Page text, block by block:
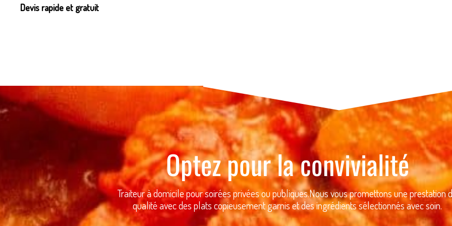
Devis rapide et gratuit
Optez pour la convivialité
Traiteur à domicile pour soirées privées ou publiques.Nous vous promettons une prestation
qualité avec des plats copieusement garnis et des ingrédients sélectionnés avec soin.